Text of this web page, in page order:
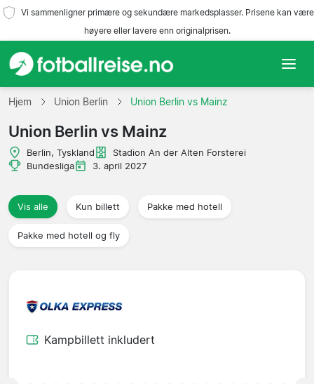
Vi sammenligner primære og sekundære markedsplasser. Prisene kan være
høyere eller lavere enn originalprisen.
Hjem
Lag
Ligaer
Reisebyråer
Hjem Union Berlin Union Berlin vs Mainz
Union Berlin vs Mainz
Berlin, Tyskland
Stadion An der Alten Forsterei
Bundesliga
3. april 2027
Vis alle Kun billett Pakke med hotell
Pakke med hotell og fly
Kampbillett inkludert